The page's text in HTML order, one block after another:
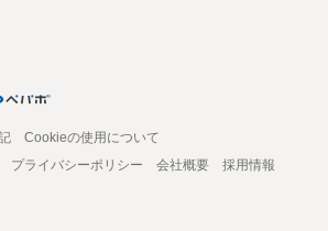
Cookieの使用について
プライバシーポリシー 会社概要
採用情報